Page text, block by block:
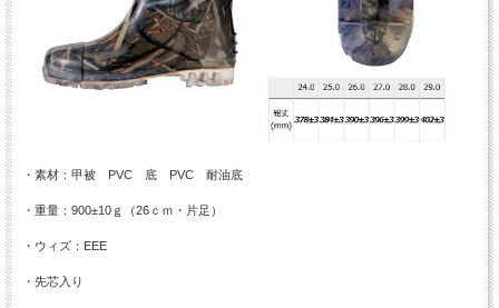
・素材：甲被 PVC 底 PVC 耐油底
・重量：900±10ｇ（26ｃｍ・片足）
・ウィズ：EEE
・先芯入り